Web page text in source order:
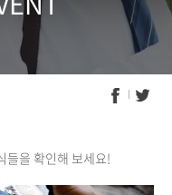
&
들을 확인해 보세요!